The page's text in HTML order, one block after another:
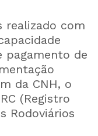
realizado com
pagamento de
da CNH, o
(Registro
Rodoviários